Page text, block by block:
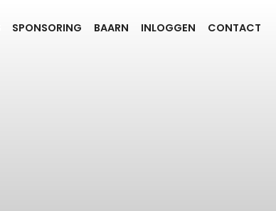
SPONSORING BAARN INLOGGEN CONTACT